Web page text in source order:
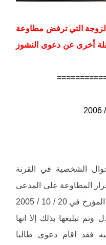
التي ترفض مطاوعة
أخرى عن دعوى النشوز
الشخصية في القرنة
المطاوعة على المدعى
عليها المرقم 1164 / ش / 2005 المؤرخ في 20 / 10 / 2005
وتم تبليغها بذلك إلا انها
فقد اقام دعوى طالبا